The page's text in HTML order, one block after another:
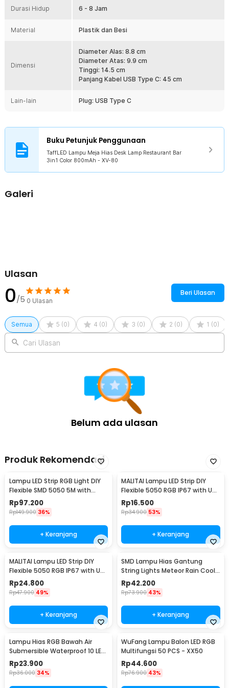
Selain untuk restoran dan bar, lampu ini juga ideal untuk ruang kerja,
suasana nyaman untuk berbagai aktivitas. Dengan fleksibilitas
Penggunaan Praktis dan Fleksibel
Lampu ini mudah dioperasikan dengan satu sentuhan untuk
mengganti mode cahaya. Tanpa kabel yang mengganggu, lampu
dapat ditempatkan di mana saja sesuai kebutuhan, sehingga cocok
Rincian yang Anda dapatkan untuk pembelian produk ini:
1 x TaffLED Lampu Meja Hias Desk Lamp Restaurant Bar 3in1
Color 800mAh - XV-80
1 x Kabel USB Type C
1 x Panduan Penggunaan
Durasi Hidup 6 - 8 Jam
Material Plastik dan Besi
Dimensi
Diameter Alas: 8.8 cm
Diameter Atas: 9.9 cm
Tinggi: 14.5 cm
Panjang Kabel USB Type C: 45 cm
Lain-lain Plug: USB Type C
Buku Petunjuk Penggunaan
TaffLED Lampu Meja Hias Desk Lamp Restaurant Bar
3in1 Color 800mAh - XV-80
Galeri
Ulasan
0/5 0 Ulasan
Beri Ulasan
Semua 5 (0) 4 (0) 3 (0) 2 (0) 1 (0)
Cari Ulasan
Belum ada ulasan
Produk Rekomendasi
Lampu LED Strip RGB Light DIY
Flexible SMD 5050 5M with
Remote
Rp97.200
Rp149.900 36%
+ Keranjang
MALITAI Lampu LED Strip DIY
Flexible 5050 RGB IP67 with USB
Controller 1M - SMD2835
Rp16.500
Rp34.900 53%
+ Keranjang
MALITAI Lampu LED Strip DIY
Flexible 5050 RGB IP67 with USB
Controller 2M - SMD2835
Rp24.800
Rp47.900 49%
+ Keranjang
SMD Lampu Hias Gantung
String Lights Meteor Rain Cool
White 30cm 8 PCS
Rp42.200
Rp73.900 43%
+ Keranjang
Lampu Hias RGB Bawah Air
Submersible Waterproof 10 LED
with Remote - 13017
Rp23.900
Rp36.000 34%
WuFang Lampu Balon LED RGB
Multifungsi 50 PCS - XX50
Rp44.600
Rp76.900 43%